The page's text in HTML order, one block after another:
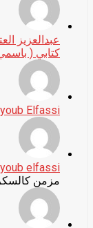
عبدالعزيز
كتابي (
Elfassi
elfassi
مزمن